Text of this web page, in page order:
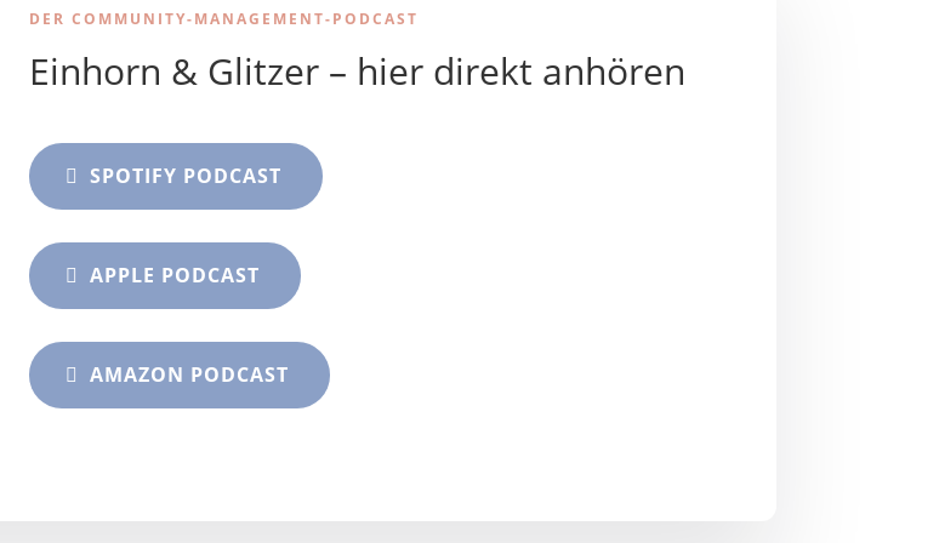
DER COMMUNITY-MANAGEMENT-PODCAST
Einhorn & Glitzer – hier direkt anhören
SPOTIFY PODCAST
APPLE PODCAST
AMAZON PODCAST